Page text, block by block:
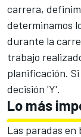
carrera,
determinamos
durante la
trabajo
planificación.
decisión 'Y'.
Lo más
Las paradas en